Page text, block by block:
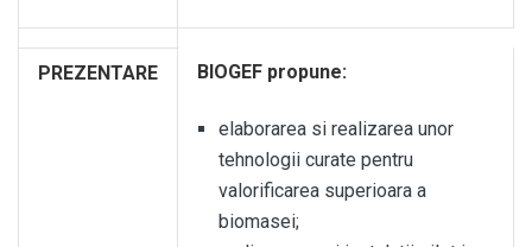
PREZENTARE BIOGEF propune:
elaborarea si realizarea unor
tehnologii curate pentru
valorificarea superioara a
biomasei;